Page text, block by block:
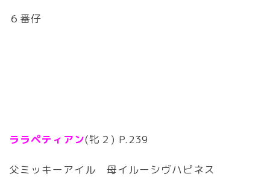
６番仔
ララペティアン(牝２) P.239
父ミッキーアイル 母イルーシヴハピネス